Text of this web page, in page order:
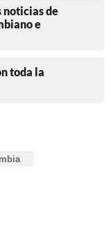
noticias de
e
toda la